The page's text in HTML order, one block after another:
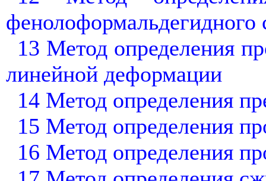
фенолоформальдегидного
13 Метод определения
линейной деформации
14 Метод определения
15 Метод определения
16 Метод определения